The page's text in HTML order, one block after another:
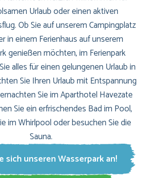
Urlaub oder einen aktiven
Ob Sie auf unserem Campingplatz
in einem Ferienhaus auf unserem
genießen möchten, im Ferienpark
alles für einen gelungenen Urlaub in
Sie Ihren Urlaub mit Entspannung
Sie im Aparthotel Havezate
Sie ein erfrischendes Bad im Pool,
im Whirlpool oder besuchen Sie die
Sauna.
sich unseren Wasserpark an!